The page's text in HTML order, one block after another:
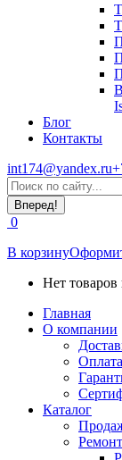
Блог
Контакты
int174@yandex.ru
Страница
WhatsApp
открывается
в
новом
окне
Поиск:
0
В корзину
Нет товаров
Главная
О компании
Оплата
Каталог